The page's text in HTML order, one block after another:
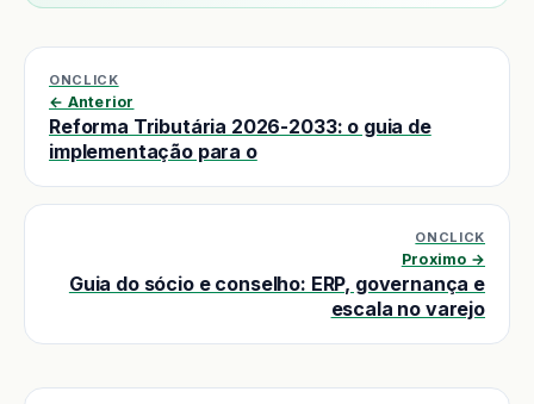
ONCLICK
← Anterior
Reforma Tributária 2026-2033: o guia de
implementação para o
ONCLICK
Proximo →
Guia do sócio e conselho: ERP, governança e
escala no varejo